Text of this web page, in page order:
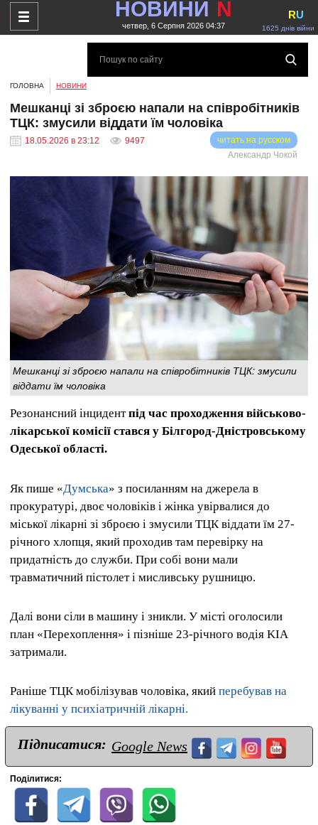
НОВИНИ N
четвер, 6 Серпня 2026 04:37 1625 днів війни
RU
ГОЛОВНА НОВИНИ
Мешканці зі зброєю напали на співробітників
ТЦК: змусили віддати їм чоловіка
18.05.2026 в 23:12 9497
читать на русском
Александр Чокой
Мешканці зі зброєю напали на співробітників ТЦК: змусили
віддати їм чоловіка
Резонансний інцидентпід час проходження військово-
лікарської комісії стався у Білгород-Дністровському
Одеської області.
Як пише «Думська» з посиланням на джерела в
прокуратурі, двоє чоловіків і жінка увірвалися до
міської лікарні зі зброєю і змусили ТЦК віддати їм 27-
річного хлопця, який проходив там перевірку на
придатність до служби. При собі вони мали
травматичний пістолет і мисливську рушницю.
Далі вони сіли в машину і зникли. У місті оголосили
план «Перехоплення» і пізніше 23-річного водія KIA
затримали.
Раніше ТЦК мобілізував чоловіка, який перебував на
лікуванні у психіатричній лікарні.
Підписатися: Google News
Поділитися: